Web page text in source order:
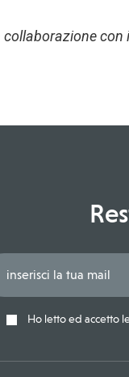
con
Ho letto ed accetto